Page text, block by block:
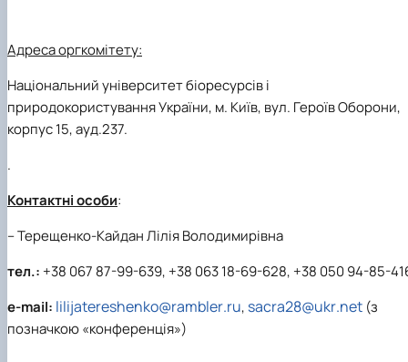
Адреса оргкомітету:
Національний університет біоресурсів і
природокористування України, м. Київ, вул. Героїв Оборони,
корпус 15, ауд.237.
.
Контактні особи:
– Терещенко-Кайдан Лілія Володимирівна
тел.: +38 067 87-99-639, +38 063 18-69-628, +38 050 94-85-
е-mail: lilijatereshenko@rambler.ru, sacra28@ukr.net (з
позначкою «конференція»)